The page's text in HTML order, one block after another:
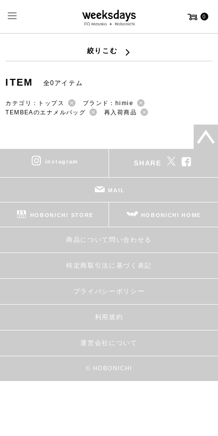
0
絞りこむ
ITEM 全0アイテム
カテゴリ：トップス
ブランド：himie
TEMBEAのエナメルバッグ
再入荷商品
instagram SHARE
MAIL
HOBONICHI STORE HOBONICHI HOME
商品について問い合わせる
特定商取引法に基づく表記
プライバシーポリシー
利用規約
運営会社について
© HOBONICHI